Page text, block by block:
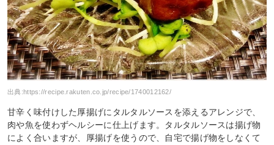
出典:https://recipe.rakuten.co.jp/recipe/1740012162/
甘辛く味付けした厚揚げにタルタルソースを添えるアレンジで、
肉や魚を使わずヘルシーに仕上げます。タルタルソースは揚げ物
によく合いますが、厚揚げを使うので、自宅で揚げ物をしなくて